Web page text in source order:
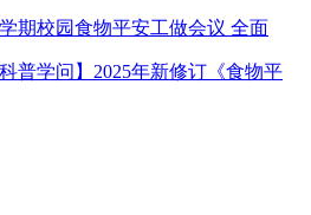
期校园食物平安工做会议 全面
普学问】2025年新修订《食物平